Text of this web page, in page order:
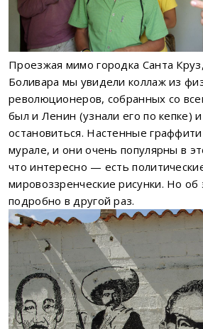
Проезжая мимо городка Санта
Боливара мы увидели коллаж из
революционеров, собранных со
был и Ленин (узнали его по кепке)
остановиться. Настенные
мурале, и они очень популярны в
что интересно — есть
мировоззренческие рисунки. Но об
подробно в другой раз.